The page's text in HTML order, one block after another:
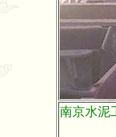
南京水泥